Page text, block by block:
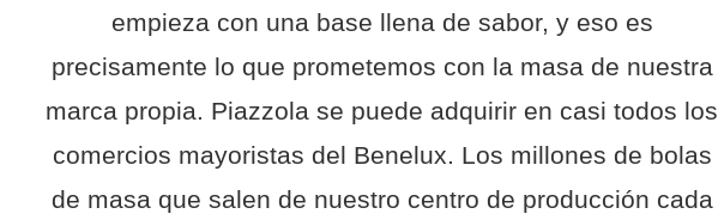
empieza con una base llena de sabor, y eso es
precisamente lo que prometemos con la masa de nuestra
marca propia. Piazzola se puede adquirir en casi todos los
comercios mayoristas del Benelux. Los millones de bolas
de masa que salen de nuestro centro de producción cada